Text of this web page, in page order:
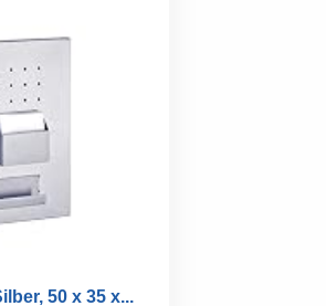
50 x 35 x...